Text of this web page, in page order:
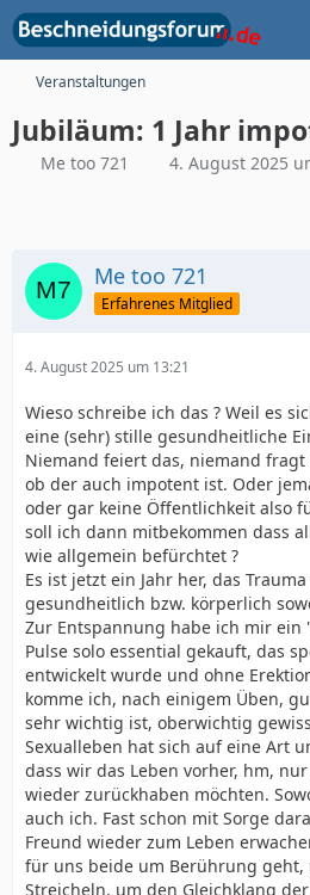
Veranstaltungen
Jubiläum: 1 Jahr
Me too 721 4. August 2025
Me too 721
Erfahrenes Mitglied
4. August 2025 um 13:21
Wieso schreibe ich das ? Weil es
eine (sehr) stille gesundheitliche
Niemand feiert das, niemand
ob der auch impotent ist. Oder
oder gar keine Öffentlichkeit also
soll ich dann mitbekommen dass
wie allgemein befürchtet ?
Es ist jetzt ein Jahr her, das
gesundheitlich bzw. körperlich
Zur Entspannung habe ich mir ein
Pulse solo essential gekauft, das
entwickelt wurde und ohne
komme ich, nach einigem Üben,
sehr wichtig ist, oberwichtig
Sexualleben hat sich auf eine Art
dass wir das Leben vorher, hm,
wieder zurückhaben möchten.
auch ich. Fast schon mit Sorge
Freund wieder zum Leben
für uns beide um Berührung geht,
Streicheln, um den Gleichklang